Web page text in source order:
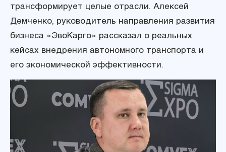
трансформирует целые отрасли. Алексей
Демченко, руководитель направления развития
бизнеса «ЭвоКарго» рассказал о реальных
кейсах внедрения автономного транспорта и
его экономической эффективности.